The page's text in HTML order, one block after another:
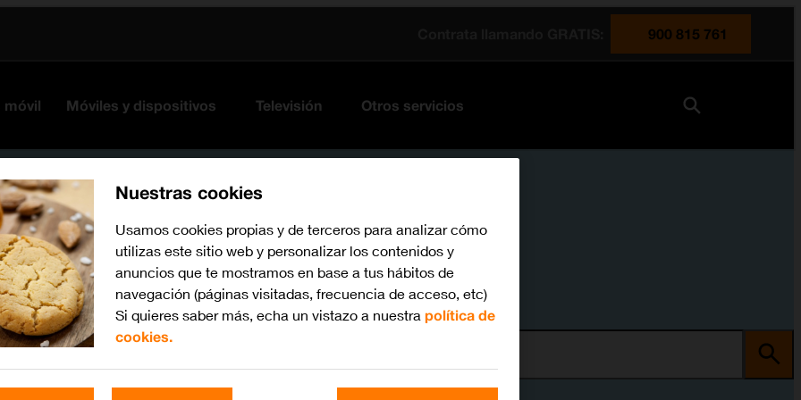
900 815 761
móvil Móviles y dispositivos Televisión Otros servicios
Nuestras cookies
Usamos cookies propias y de terceros para analizar cómo
utilizas este sitio web y personalizar los contenidos y
anuncios que te mostramos en base a tus hábitos de
navegación (páginas visitadas, frecuencia de acceso, etc)
Si quieres saber más, echa un vistazo a nuestra política de
cookies.